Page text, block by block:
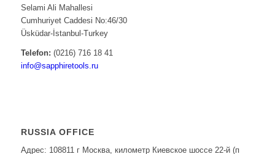
Selami Ali Mahallesi
Cumhuriyet Caddesi No:46/30
Üsküdar-İstanbul-Turkey
Telefon: (0216) 716 18 41
info@sapphiretools.ru
RUSSIA OFFICE
Адрес: 108811 г Москва, километр Киевское шоссе 22-й (п